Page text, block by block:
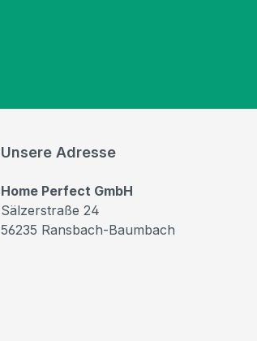
Unsere Adresse
Home Perfect GmbH
Sälzerstraße 24
56235 Ransbach-Baumbach